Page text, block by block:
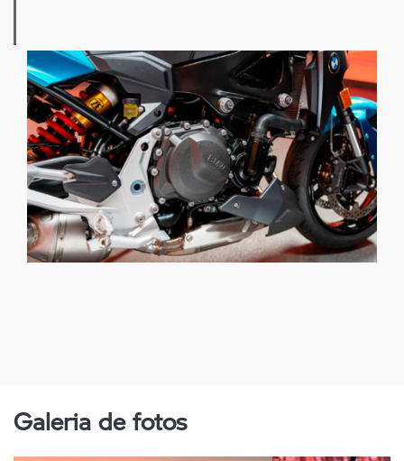
Galeria de fotos